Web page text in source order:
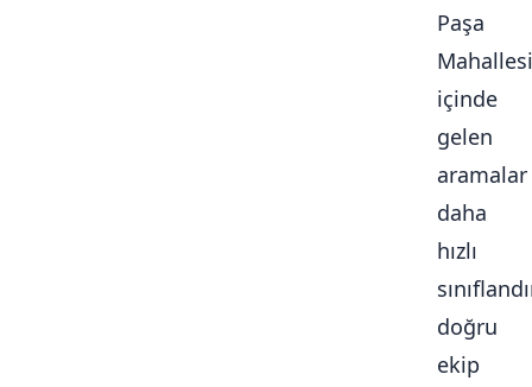
Paşa
Mahallesi
içinde
gelen
aramalar
daha
hızlı
doğru
ekip